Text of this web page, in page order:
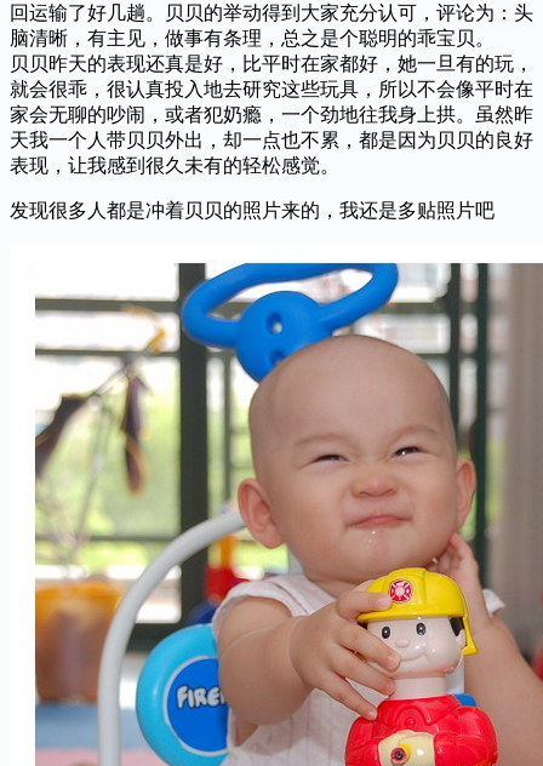
回运输了好几趟。贝贝的举动得到大家充分认可，评论为：头
脑清晰，有主见，做事有条理，总之是个聪明的乖宝贝。
贝贝昨天的表现还真是好，比平时在家都好，她一旦有的玩，
就会很乖，很认真投入地去研究这些玩具，所以不会像平时在
家会无聊的吵闹，或者犯奶瘾，一个劲地往我身上拱。虽然昨
天我一个人带贝贝外出，却一点也不累，都是因为贝贝的良好
表现，让我感到很久未有的轻松感觉。
发现很多人都是冲着贝贝的照片来的，我还是多贴照片吧